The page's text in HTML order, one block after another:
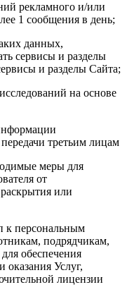
рекламного и/или
1 сообщения в день;
данных,
сервисы и разделы
и разделы Сайта;
на основе
третьим лицам
меры для
от
или
к персональным
подрядчикам,
обеспечения
Услуг,
лицензии